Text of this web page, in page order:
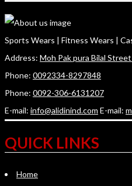
Sports Wears | Fitness Wears |
Address: Moh Pak pura Bilal
Phone: 0092334-8297848
Phone: 0092-306-6131207
E-mail: info@alidinind.com E-mail:
QUICK LINKS
Home